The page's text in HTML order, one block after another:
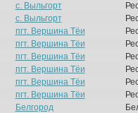
с. Выльгорт
с. Выльгорт
пгт. Вершина Тёи
пгт. Вершина Тёи
пгт. Вершина Тёи
пгт. Вершина Тёи
пгт. Вершина Тёи
пгт. Вершина Тёи
Белгород